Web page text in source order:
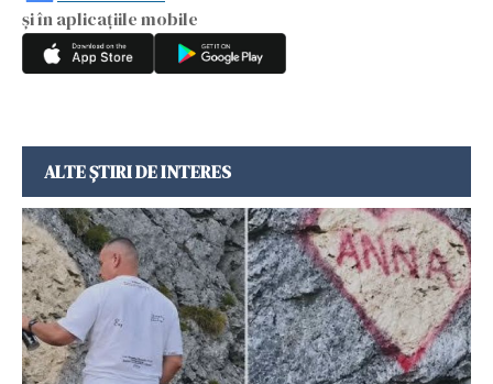
și în aplicațiile mobile
ALTE ȘTIRI DE INTERES